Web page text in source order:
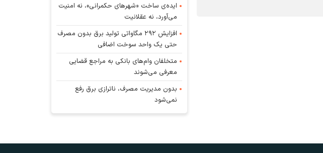
ایده‌ی ساخت «شهرهای حکمرانی»، نه امنیت
می‌آورد، نه عقلانیت
افزایش ۲۹۲ مگاواتی تولید برق بدون مصرف
حتی یک واحد سوخت اضافی
متخلفان وام‌های بانکی به مراجع قضایی
معرفی می‌شوند
بدون مدیریت مصرف، ناترازی برق رفع
نمی‌شود